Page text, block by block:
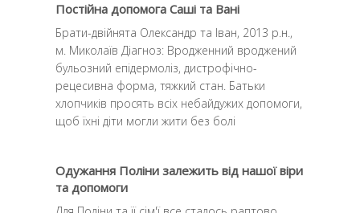
Постійна допомога Саші та Вані
Брати-двійнята Олександр та Іван, 2013 р.н.,
м. Миколаїв Діагноз: Вродженний вроджений
бульозний епідермоліз, дистрофічно-
рецесивна форма, тяжкий стан. Батьки
хлопчиків просять всіх небайдужих допомоги,
щоб їхні діти могли жити без болi
Одужання Поліни залежить від нашої віри
та допомоги